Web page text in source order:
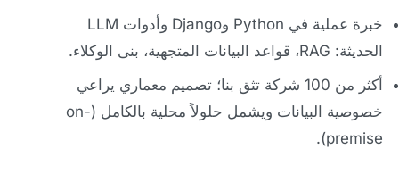
خبرة عملية في Python وDjango وأدوات LLM
الحديثة: RAG، قواعد البيانات المتجهية، بنى الوكلاء.
أكثر من 100 شركة تثق بنا؛ تصميم معماري يراعي
خصوصية البيانات ويشمل حلولاً محلية بالكامل (on-
premise).